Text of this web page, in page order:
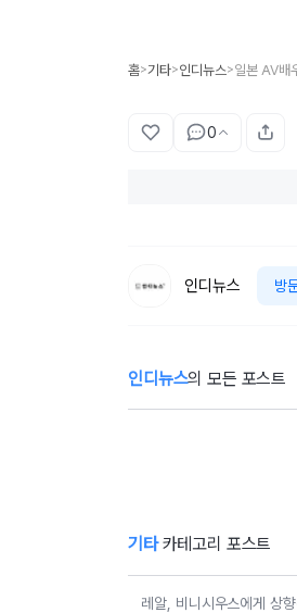
홈>기타>인디뉴스>일본 AV배
0
인디뉴스 방
인디뉴스의 모든 포스트
'오지 말라니까
"
기타카테고리 포스트
레알, 비니시우스에게 상